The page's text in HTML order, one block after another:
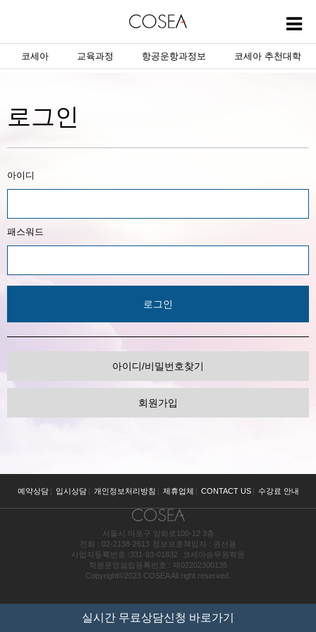
코세아 교육과정 항공운항과정보 코세아 추천대학
로그인
아이디
패스워드
아이디/비밀번호찾기
회원가입
예약상담 | 입시상담 | 개인정보처리방침 | 제휴업체 | CONTACT US | 수강료 안내
서울시 마포구 양화로100-12 3층
전화 : 02-2138-2613 정보보호책임자 : 권선용
사업자등록번호 :331-93-01832
코세아승무원학원
학원운영설립등록번호 : 제02202300135
Copyright©2023 COSEA All right reserved.
실시간 무료상담신청 바로가기